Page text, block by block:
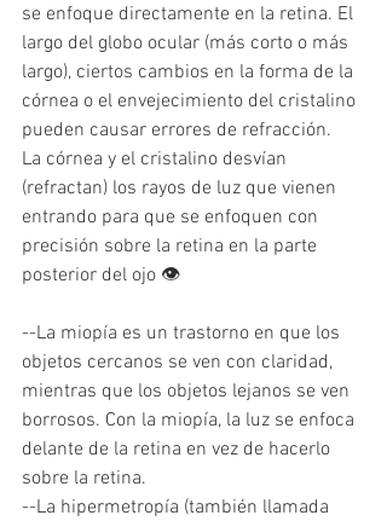
se enfoque directamente en la retina. El
largo del globo ocular (más corto o más
largo), ciertos cambios en la forma de la
córnea o el envejecimiento del cristalino
pueden causar errores de refracción.
La córnea y el cristalino desvían
(refractan) los rayos de luz que vienen
entrando para que se enfoquen con
precisión sobre la retina en la parte
posterior del ojo 👁️
--La miopía es un trastorno en que los
objetos cercanos se ven con claridad,
mientras que los objetos lejanos se ven
borrosos. Con la miopía, la luz se enfoca
delante de la retina en vez de hacerlo
sobre la retina.
--La hipermetropía (también llamada